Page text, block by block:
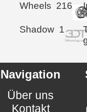
Wheels 216
Shadow 1
Navigation
Über uns
Kontakt